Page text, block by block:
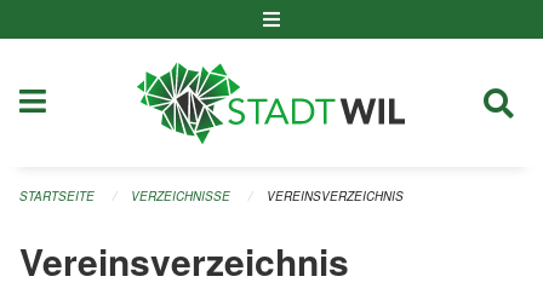
STARTSEITE VERZEICHNISSE VEREINSVERZEICHNIS
Vereinsverzeichnis